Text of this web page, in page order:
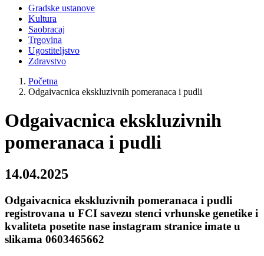
Gradske ustanove
Kultura
Saobracaj
Trgovina
Ugostiteljstvo
Zdravstvo
Početna
Odgaivacnica ekskluzivnih pomeranaca i pudli
Odgaivacnica ekskluzivnih
pomeranaca i pudli
14.04.2025
Odgaivacnica ekskluzivnih pomeranaca i pudli
registrovana u FCI savezu stenci vrhunske genetike i
kvaliteta posetite nase instagram stranice imate u
slikama 0603465662